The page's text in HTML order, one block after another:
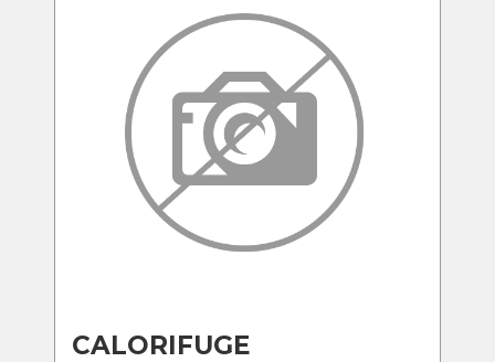
CALORIFUGE